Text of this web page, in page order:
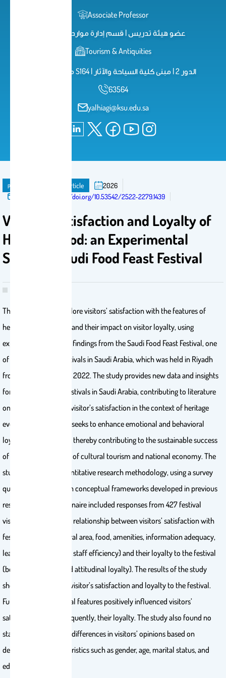
Associate Professor
عضو هيئة تدريس | قسم إدارة موارد التراث
Tourism & Antiquities
مكتب رقم S164 | الدور 2 | مبنى كلية السياحة والآثار
63564
yalhiagi@ksu.edu.sa
publication Journal Article
2026
https://doi.org/10.53542/2522-2279.1439
Visitor’s Satisfaction and Loyalty of
Heritage Food: an Experimental
Study of Saudi Food Feast Festival
This study aims to explore visitors’ satisfaction with the features of
heritage food festivals and their impact on visitor loyalty, using
experimental research findings from the Saudi Food Feast Festival, one
of the largest food festivals in Saudi Arabia, which was held in Riyadh
from December 13-29, 2022. The study provides new data and insights
for developing local festivals in Saudi Arabia, contributing to literature
on service quality and visitor’s satisfaction in the context of heritage
events. Additionally, it seeks to enhance emotional and behavioral
loyalty among visitors, thereby contributing to the sustainable success
of these events as part of cultural tourism and national economy. The
study employed a quantitative research methodology, using a survey
questionnaire based on conceptual frameworks developed in previous
research. The questionnaire included responses from 427 festival
visitors to examine the relationship between visitors’ satisfaction with
festival features (festival area, food, amenities, information adequacy,
learning opportunities, staff efficiency) and their loyalty to the festival
(behavioral loyalty and attitudinal loyalty). The results of the study
showed high levels of visitor’s satisfaction and loyalty to the festival.
Furthermore, all festival features positively influenced visitors’
satisfaction and consequently, their loyalty. The study also found no
statistically significant differences in visitors’ opinions based on
demographic characteristics such as gender, age, marital status, and
educational level.